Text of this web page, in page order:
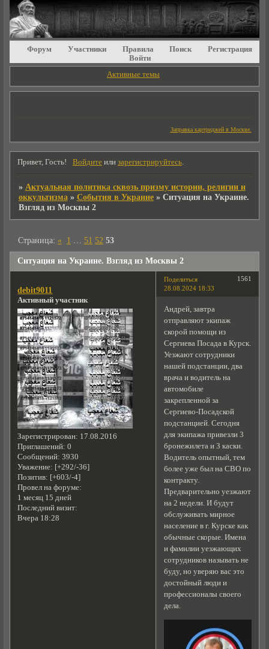
Форум Участники Правила Поиск
Регистрация
Войти
Активные темы
Заправка картриджей в Москве.
Привет, Гость! Войдитеили зарегистрируйтесь.
» Актуальная политика сквозь призму истории, религии и
оккультизма » События в Украине » Ситуация на Украине.
Взгляд из Москвы 2
Ситуация на Украине. Взгляд из Москвы 2
Страница: « 1 51 52 53
Поделиться
1561
28.08.2024 18:33
debit9011
Активный участник
Зарегистрирован: 17.08.2016
Приглашений: 0
Сообщений: 3930
Уважение: [+292/-36]
Позитив: [+603/-4]
Провел на форуме:
1 месяц 15 дней
Последний визит:
Вчера 18:28
Андрей, завтра
отправляют экипаж
скорой помощи из
Сергиева Посада в Курск.
Уезжают сотрудники
нашей подстанции, два
врача и водитель на
автомобиле
закрепленной за
Сергиево-Посадской
подстанцией. Сегодня
для экипажа привезли 3
бронежилета и 3 каски.
Водитель опытный, тем
более уже был на СВО по
контракту.
Предварительно уезжают
на 2 недели. И будут
обслуживать мирное
население в г. Курске как
обычные скорые. Имена
и фамилии уезжающих
сотрудников называть не
буду, но уверяю вас это
достойный люди и
профессионалы своего
дела.